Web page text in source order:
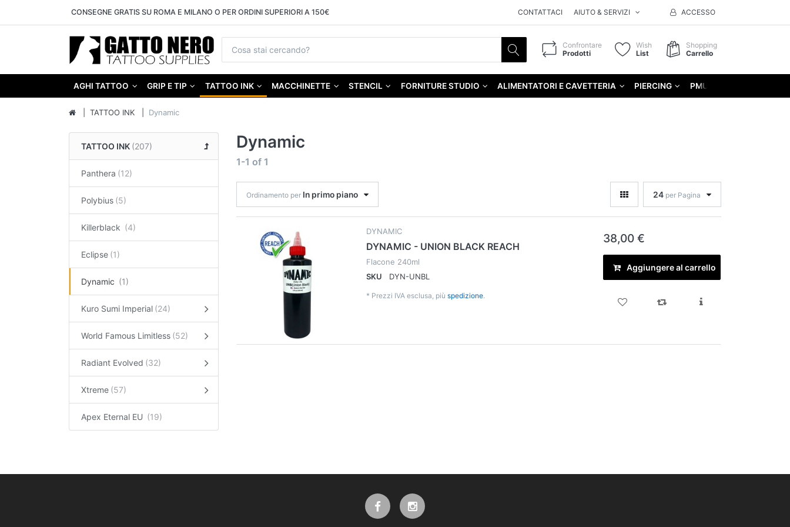
CONSEGNE GRATIS SU ROMA E MILANO O PER ORDINI SUPERIORI A 150€ CONTATTACI AIUTO & SERVIZI ACCESSO
Confrontare
Prodotti
Wish
List
Shopping
Carrello
AGHI TATTOO GRIP E TIP TATTOO INK MACCHINETTE STENCIL FORNITURE STUDIO ALIMENTATORI E CAVETTERIA PIERCING PMU
TATTOO INK Dynamic
TATTOO INK
Panthera
Polybius
Killerblack
Eclipse
Dynamic
Kuro Sumi Imperial
World Famous Limitless
Radiant Evolved
Xtreme
Apex Eternal EU
Dynamic
1-1 of 1
Ordinamento per In primo piano 24 per Pagina
DYNAMIC
DYNAMIC - UNION BLACK REACH
Flacone 240ml
SKU
DYN-UNBL
* Prezzi IVA esclusa, più spedizione.
38,00 €
Aggiungere al carrello